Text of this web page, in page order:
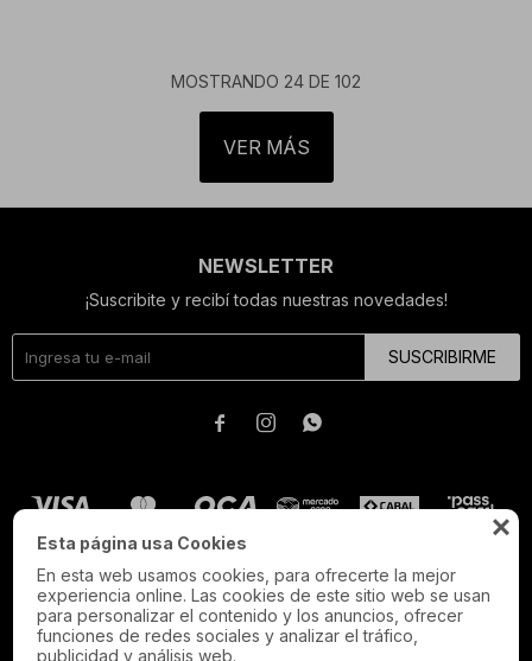

Esta página usa Cookies
En esta web usamos cookies, para ofrecerte la mejor
experiencia online. Las cookies de este sitio web se usan
para personalizar el contenido y los anuncios, ofrecer
funciones de redes sociales y analizar el tráfico,
publicidad y análisis web.
MOSTRANDO 24 DE 102
VER MÁS
NEWSLETTER
¡Suscribite y recibí todas nuestras novedades!
SUSCRIBIRME
  